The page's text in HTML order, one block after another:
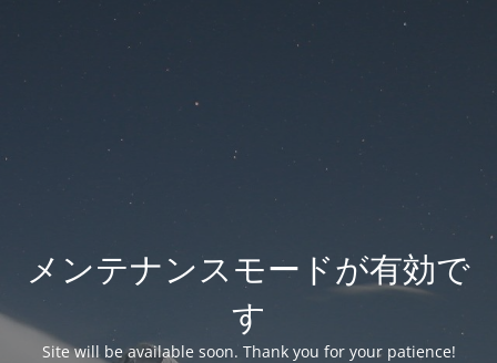
メンテナンスモードが有効で
す
Site will be available soon. Thank you for your patience!